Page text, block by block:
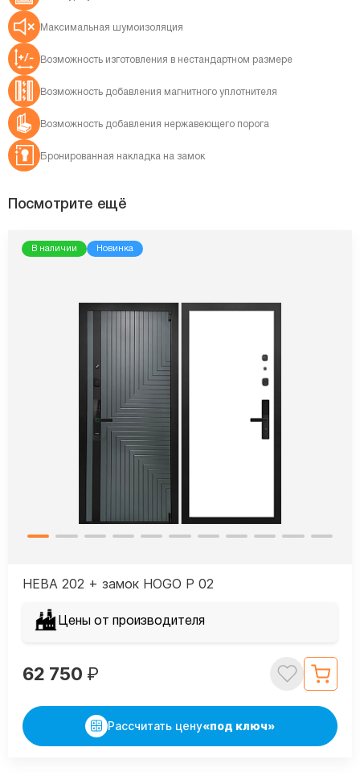
Максимальная шумоизоляция
Возможность изготовления в нестандартном размере
Возможность добавления магнитного уплотнителя
Возможность добавления нержавеющего порога
Бронированная накладка на замок
Посмотрите ещё
В наличии Новинка
НЕВА 202 + замок HOGO P 02
Цены от производителя
62 750 ₽
Рассчитать цену«под ключ»